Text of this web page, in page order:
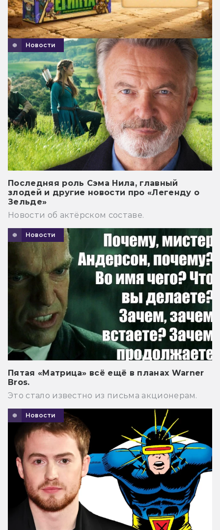
Новости
Последняя роль Сэма Нила, главный
злодей и другие новости про «Легенду о
Зельде»
Новости об актёрском составе.
Новости
Пятая «Матрица» всё ещё в планах Warner
Bros.
Это стало известно из письма акционерам.
Новости